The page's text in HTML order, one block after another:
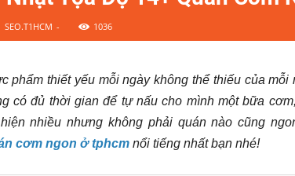
SEO.T1HCM - 1036
phẩm thiết yếu mỗi ngày không thể thiếu của
có đủ thời gian để tự nấu cho mình một bữa
nhiều nhưng không phải quán nào cũng
cơm ngon ở tphcm nổi tiếng nhất bạn nhé!